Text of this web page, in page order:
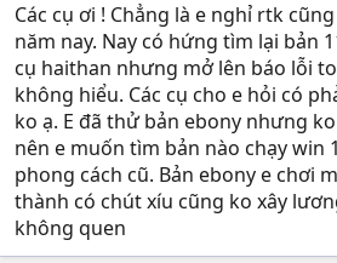
Các cụ ơi ! Chẳng là e nghỉ rtk
năm nay. Nay có hứng tìm lại bản
cụ haithan nhưng mở lên báo lỗi
không hiểu. Các cụ cho e hỏi có
ko ạ. E đã thử bản ebony nhưng
nên e muốn tìm bản nào chạy win
phong cách cũ. Bản ebony e chơi
thành có chút xíu cũng ko xây
không quen